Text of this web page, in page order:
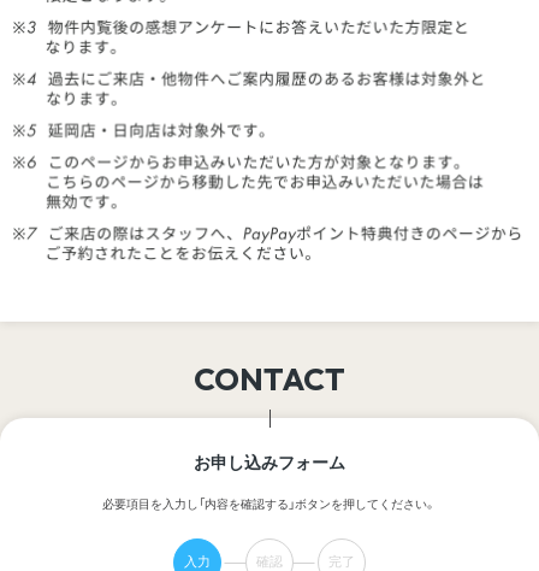
CONTACT
お申し込みフォーム
必要項目を入力し「内容を確認する」ボタンを押してください。
入力 確認 完了